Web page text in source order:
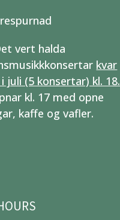
vert halda
kvar
juli (5 konsertar) kl. 18.
kl. 17 med opne
kaffe og vafler.